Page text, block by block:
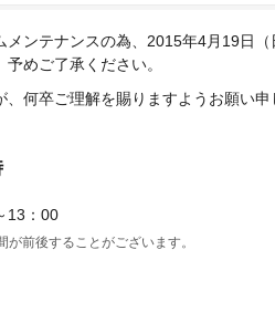
メンテナンスの為、2015年4月19日
めご了承ください。
何卒ご理解を賜りますようお願い申
13：00
前後することがございます。